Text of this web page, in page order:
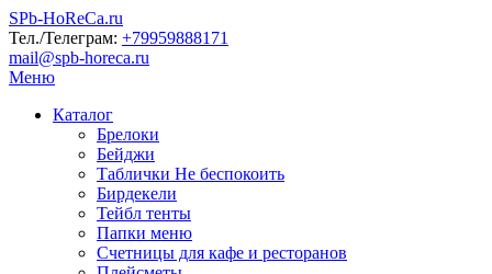
SPb-HoReCa.ru
Тел./Телеграм: +79959888171
mail@spb-horeca.ru
Меню
Каталог
Брелоки
Бейджи
Таблички Не беспокоить
Бирдекели
Тейбл тенты
Папки меню
Счетницы для кафе и ресторанов